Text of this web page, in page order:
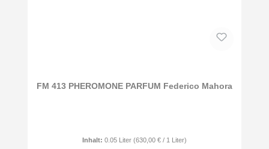
FM 413 PHEROMONE PARFUM Federico Mahora
Inhalt: 0.05 Liter (630,00 € / 1 Liter)